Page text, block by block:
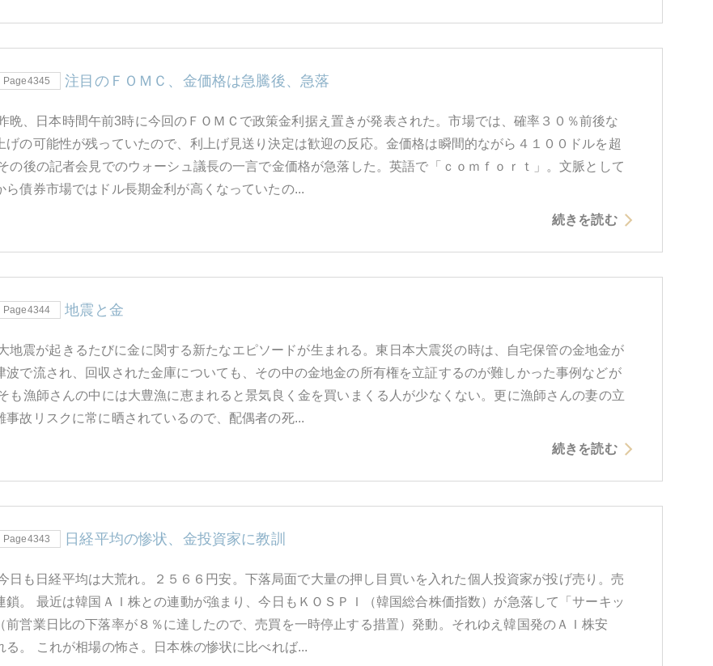
Page4345 注目のＦＯＭＣ、金価格は急騰後、急落
晩、日本時間午前3時に今回のＦＯＭＣで政策金利据え置きが発表された。市場では、確率３０％前後な
げの可能性が残っていたので、利上げ見送り決定は歓迎の反応。金価格は瞬間的ながら４１００ドルを超
の後の記者会見でのウォーシュ議長の一言で金価格が急落した。英語で「ｃｏｍｆｏｒｔ」。文脈として
ら債券市場ではドル長期金利が高くなっていたの...
続きを読む
Page4344 地震と金
地震が起きるたびに金に関する新たなエピソードが生まれる。東日本大震災の時は、自宅保管の金地金が
波で流され、回収された金庫についても、その中の金地金の所有権を立証するのが難しかった事例などが
も漁師さんの中には大豊漁に恵まれると景気良く金を買いまくる人が少なくない。更に漁師さんの妻の立
事故リスクに常に晒されているので、配偶者の死...
続きを読む
Page4343 日経平均の惨状、金投資家に教訓
日も日経平均は大荒れ。２５６６円安。下落局面で大量の押し目買いを入れた個人投資家が投げ売り。売
鎖。 最近は韓国ＡＩ株との連動が強まり、今日もＫＯＳＰＩ（韓国総合株価指数）が急落して「サーキッ
前営業日比の下落率が８％に達したので、売買を一時停止する措置）発動。それゆえ韓国発のＡＩ株安
る。 これが相場の怖さ。日本株の惨状に比べれば...